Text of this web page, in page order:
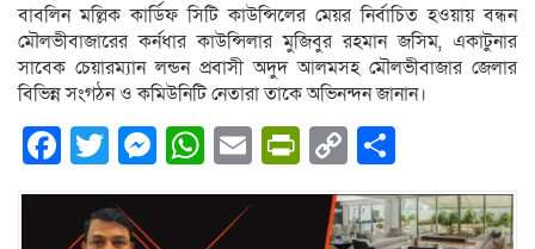
বাব‌লিন ম‌ল্লিক কা‌র্ডিফ সি‌টি কাউন্সিলের মেয়র নির্বা‌চিত হওয়ায় বন্ধন
মৌলভীবাজা‌রের কর্নধার কাউন্সিলার মু‌জিবুর রহমান জ‌সিম, একাটুনার
সা‌বেক চেয়ারম্যান লন্ডন প্রবাসী অদুদ আলমসহ মৌলভীবাজার জেলার
বি‌ভিন্ন সংগঠন ও ক‌মিউনিটি নেতারা তা‌কে অভিনন্দন জা‌নান।
Facebook
Twitter
Messenger
WhatsApp
EmailPrintFriendly
Copy
Link